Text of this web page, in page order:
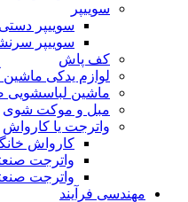
سوییپر
سوییپر دستی
سوییپر
کف پاش
لوازم یدکی
ماشین لباسشویی
مبل و موکت شوی
واترجت یا کارواش
کارواش
واترجت
واترجت
مهندسی فرآیند